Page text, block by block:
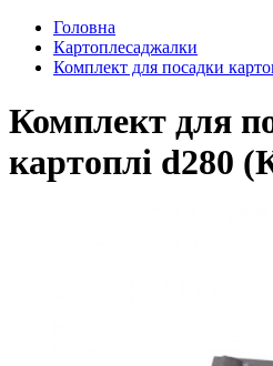
Головна
Картоплесаджалки
Комплект для посадки
Комплект для
картоплі d280